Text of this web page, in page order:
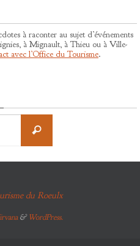
à raconter au sujet d’événements
à Mignault, à Thieu ou à Ville-
avec l’Office du Tourisme.
Recherche
du Roeulx
&WordPress.